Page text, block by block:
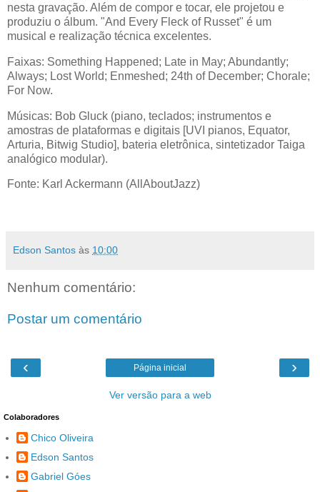
nesta gravação. Além de compor e tocar, ele projetou e
produziu o álbum. "And Every Fleck of Russet" é um
musical e realização técnica excelentes.
Faixas: Something Happened; Late in May; Abundantly;
Always; Lost World; Enmeshed; 24th of December; Chorale;
For Now.
Músicas: Bob Gluck (piano, teclados; instrumentos e
amostras de plataformas e digitais [UVI pianos, Equator,
Arturia, Bitwig Studio], bateria eletrônica, sintetizador Taiga
analógico modular).
Fonte: Karl Ackermann (AllAboutJazz)
Edson Santos às 10:00
Nenhum comentário:
Postar um comentário
‹ ›
Página inicial
Ver versão para a web
Colaboradores
Chico Oliveira
Edson Santos
Gabriel Góes